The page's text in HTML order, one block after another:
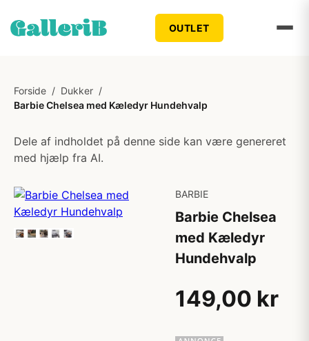
OUTLET
Forside / Dukker /
Barbie Chelsea med Kæledyr Hundehvalp
Dele af indholdet på denne side kan være genereret
med hjælp fra AI.
BARBIE
Barbie Chelsea
med Kæledyr
Hundehvalp
149,00 kr